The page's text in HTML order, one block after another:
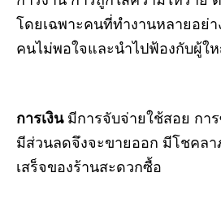
โดยเฉพาะคนที่ทำงานหลายอย่
คนไม่พอใจและนำไปฟ้องกับผู้ใ
การเงินมีการจับจ่ายใช้สอย กา
มีส่วนลดจึงจะขายออก มีโชคลา
เสร็จของร้านสะดวกซื้อ